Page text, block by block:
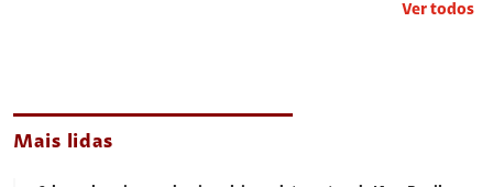
Ver todos
Mais lidas